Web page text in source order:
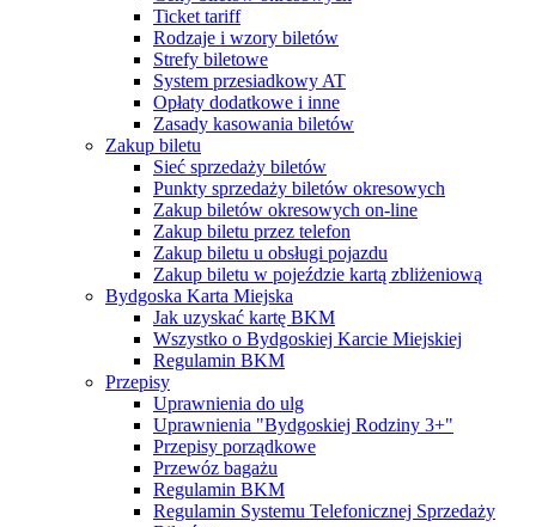
Ticket tariff
Rodzaje i wzory biletów
Strefy biletowe
System przesiadkowy AT
Opłaty dodatkowe i inne
Zasady kasowania biletów
Zakup biletu
Sieć sprzedaży biletów
Punkty sprzedaży biletów okresowych
Zakup biletów okresowych on-line
Zakup biletu przez telefon
Zakup biletu u obsługi pojazdu
Zakup biletu w pojeździe kartą zbliżeniową
Bydgoska Karta Miejska
Jak uzyskać kartę BKM
Wszystko o Bydgoskiej Karcie Miejskiej
Regulamin BKM
Przepisy
Uprawnienia do ulg
Uprawnienia "Bydgoskiej Rodziny 3+"
Przepisy porządkowe
Przewóz bagażu
Regulamin BKM
Regulamin Systemu Telefonicznej Sprzedaży